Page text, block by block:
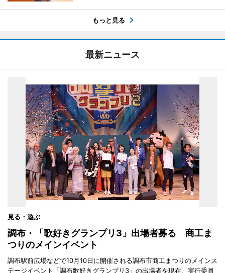
もっと見る
最新ニュース
見る・遊ぶ
調布・「歌好きグランプリ3」出場者募る 商工ま
つりのメインイベント
調布駅前広場などで10月10日に開催される調布市商工まつりのメインス
テージイベント「調布歌好きグランプリ3」の出場者を現在、実行委員